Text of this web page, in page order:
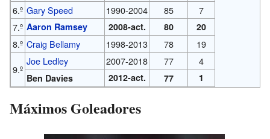
6.º Gary Speed 1990-2004 85
7
7.º Aaron Ramsey 2008-act. 80 20
8.º Craig Bellamy 1998-2013 78
19
9.º
Joe Ledley 2007-2018 77 4
Ben Davies 2012-act. 77 1
Máximos Goleadores